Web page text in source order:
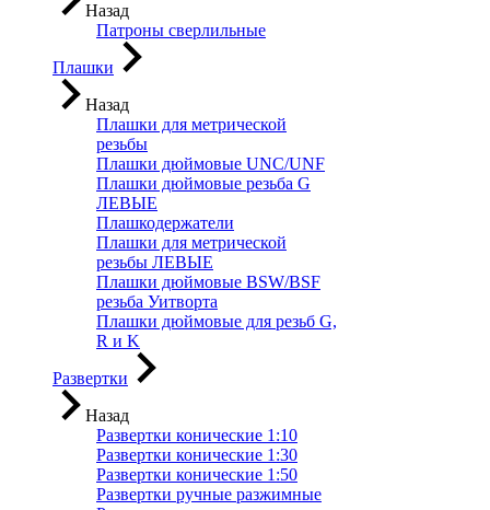
Назад
Патроны сверлильные
Плашки
Назад
Плашки для метрической
резьбы
Плашки дюймовые UNC/UNF
Плашки дюймовые резьба G
ЛЕВЫЕ
Плашкодержатели
Плашки для метрической
резьбы ЛЕВЫЕ
Плашки дюймовые BSW/BSF
резьба Уитворта
Плашки дюймовые для резьб G,
R и K
Развертки
Назад
Развертки конические 1:10
Развертки конические 1:30
Развертки конические 1:50
Развертки ручные разжимные